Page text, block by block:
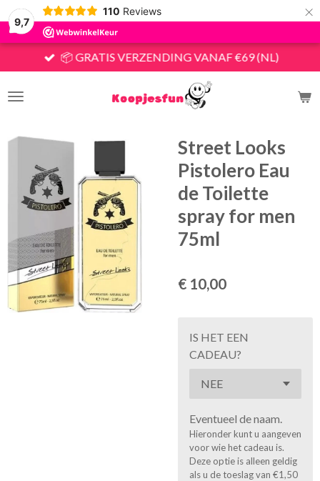
9,7
110 Reviews ×
📦 GRATIS VERZENDING VANAF €69 (NL)
Street Looks
Pistolero Eau
de Toilette
spray for men
75ml
€ 10,00
IS HET EEN
CADEAU?
Eventueel de naam.
Hieronder kunt u aangeven
voor wie het cadeau is.
Deze optie is alleen geldig
als u de toeslag van €1,50